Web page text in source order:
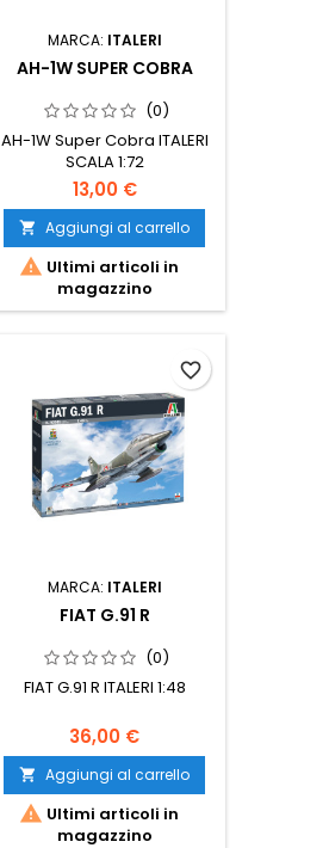
MARCA: ITALERI
AH-1W SUPER COBRA
(0)
AH-1W Super Cobra ITALERI
SCALA 1:72
13,00 €
 Aggiungi al carrello
 Ultimi articoli in
magazzino
MARCA: ITALERI
FIAT G.91 R
(0)
FIAT G.91 R ITALERI 1:48
36,00 €
 Aggiungi al carrello
 Ultimi articoli in
magazzino
favorite_border